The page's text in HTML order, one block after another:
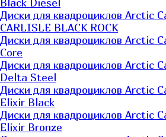
Black Diesel
Диски для квадроциклов Arctic
CARLISLE BLACK ROCK
Диски для квадроциклов Arctic
Core
Диски для квадроциклов Arctic
Delta Steel
Диски для квадроциклов Arctic
Elixir Black
Диски для квадроциклов Arctic
Elixir Bronze